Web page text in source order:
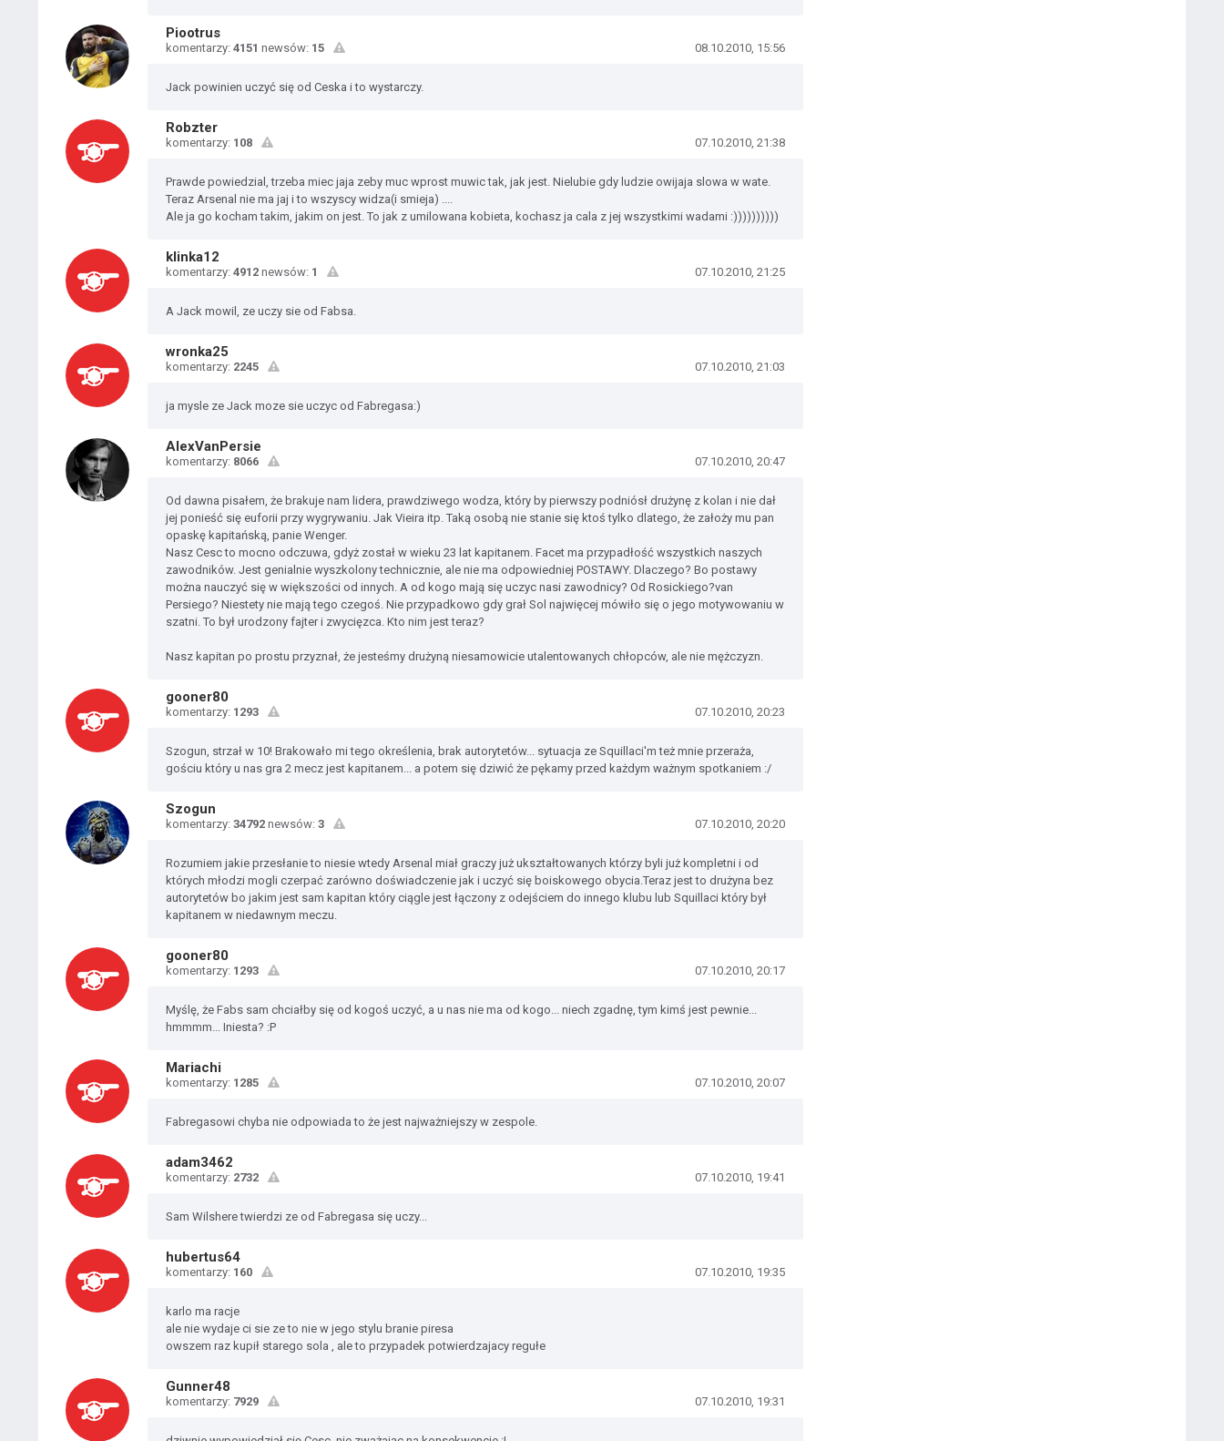
Piootrus
komentarzy: 4151 newsów: 15 08.10.2010, 15:56
Jack powinien uczyć się od Ceska i to wystarczy.
Robzter
komentarzy: 108 07.10.2010, 21:38
Prawde powiedzial, trzeba miec jaja zeby muc wprost muwic tak, jak jest. Nielubie gdy ludzie owijaja slowa w wate.
Teraz Arsenal nie ma jaj i to wszyscy widza(i smieja) ....
Ale ja go kocham takim, jakim on jest. To jak z umilowana kobieta, kochasz ja cala z jej wszystkimi wadami :))))))))))
klinka12
komentarzy: 4912 newsów: 1 07.10.2010, 21:25
A Jack mowil, ze uczy sie od Fabsa.
wronka25
komentarzy: 2245 07.10.2010, 21:03
ja mysle ze Jack moze sie uczyc od Fabregasa:)
AlexVanPersie
komentarzy: 8066 07.10.2010, 20:47
Od dawna pisałem, że brakuje nam lidera, prawdziwego wodza, który by pierwszy podniósł drużynę z kolan i nie dał
jej ponieść się euforii przy wygrywaniu. Jak Vieira itp. Taką osobą nie stanie się ktoś tylko dlatego, że założy mu pan
opaskę kapitańską, panie Wenger.
Nasz Cesc to mocno odczuwa, gdyż został w wieku 23 lat kapitanem. Facet ma przypadłość wszystkich naszych
zawodników. Jest genialnie wyszkolony technicznie, ale nie ma odpowiedniej POSTAWY. Dlaczego? Bo postawy
można nauczyć się w większości od innych. A od kogo mają się uczyc nasi zawodnicy? Od Rosickiego?van
Persiego? Niestety nie mają tego czegoś. Nie przypadkowo gdy grał Sol najwięcej mówiło się o jego motywowaniu w
szatni. To był urodzony fajter i zwycięzca. Kto nim jest teraz?
Nasz kapitan po prostu przyznał, że jesteśmy drużyną niesamowicie utalentowanych chłopców, ale nie mężczyzn.
gooner80
komentarzy: 1293 07.10.2010, 20:23
Szogun, strzał w 10! Brakowało mi tego określenia, brak autorytetów... sytuacja ze Squillaci'm też mnie przeraża,
gościu który u nas gra 2 mecz jest kapitanem... a potem się dziwić że pękamy przed każdym ważnym spotkaniem :/
Szogun
komentarzy: 34792 newsów: 3 07.10.2010, 20:20
Rozumiem jakie przesłanie to niesie wtedy Arsenal miał graczy już ukształtowanych którzy byli już kompletni i od
których młodzi mogli czerpać zarówno doświadczenie jak i uczyć się boiskowego obycia.Teraz jest to drużyna bez
autorytetów bo jakim jest sam kapitan który ciągle jest łączony z odejściem do innego klubu lub Squillaci który był
kapitanem w niedawnym meczu.
gooner80
komentarzy: 1293 07.10.2010, 20:17
Myślę, że Fabs sam chciałby się od kogoś uczyć, a u nas nie ma od kogo... niech zgadnę, tym kimś jest pewnie...
hmmmm... Iniesta? :P
Mariachi
komentarzy: 1285 07.10.2010, 20:07
Fabregasowi chyba nie odpowiada to że jest najważniejszy w zespole.
adam3462
komentarzy: 2732 07.10.2010, 19:41
Sam Wilshere twierdzi ze od Fabregasa się uczy...
hubertus64
komentarzy: 160 07.10.2010, 19:35
karlo ma racje
ale nie wydaje ci sie ze to nie w jego stylu branie piresa
owszem raz kupił starego sola , ale to przypadek potwierdzajacy regułe
Gunner48
komentarzy: 7929 07.10.2010, 19:31